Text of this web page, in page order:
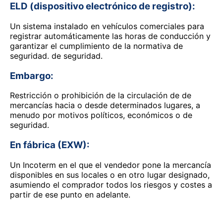
ELD (dispositivo electrónico de registro):
Un sistema instalado en vehículos comerciales para
registrar automáticamente las horas de conducción y
garantizar el cumplimiento de la normativa de
seguridad. de seguridad.
Embargo:
Restricción o prohibición de la circulación de de
mercancías hacia o desde determinados lugares, a
menudo por motivos políticos, económicos o de
seguridad.
En fábrica (EXW):
Un Incoterm en el que el vendedor pone la mercancía
disponibles en sus locales o en otro lugar designado,
asumiendo el comprador todos los riesgos y costes a
partir de ese punto en adelante.